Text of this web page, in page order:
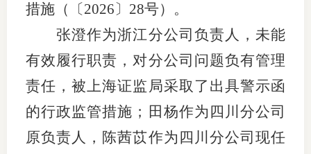
招聘信
协会采
措施（
〔2026〕28号）
。
张澄作为浙江分公司负责人，未能
有效履行职责，对分公司问题负有管理
责任，被上海证监局采取了出具警示函
的行政监管措施；田杨作为四川分公司
原负责人，陈茜苡作为四川分公司现任